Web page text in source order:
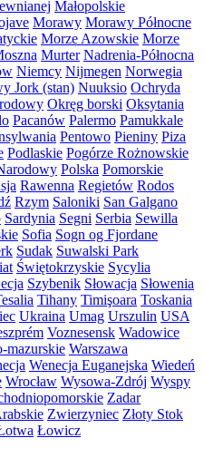
Małopolskie
Morawy Morawy Północne
Morze Azowskie Morze
Murter Nadrenia-Północna
Niemcy Nijmegen Norwegia
Jork (stan) Nuuksio Ochryda
Okręg borski Oksytania
Pacanów Palermo Pamukkale
Pentowo Pieniny Piza
Podlaskie Pogórze Rożnowskie
Polska Pomorskie
Rawenna Regietów Rodos
Rzym Saloniki San Galgano
Sardynia Segni Serbia Sewilla
Sofia Sogn og Fjordane
Sudak Suwalski Park
Świętokrzyskie Sycylia
Szybenik Słowacja Słowenia
Tihany Timişoara Toskania
Ukraina Umag Urszulin USA
Voznesensk Wadowice
mazurskie Warszawa
Wenecja Euganejska Wiedeń
Wrocław Wysowa-Zdrój Wyspy
Zadar
Zwierzyniec Złoty Stok
Łowicz